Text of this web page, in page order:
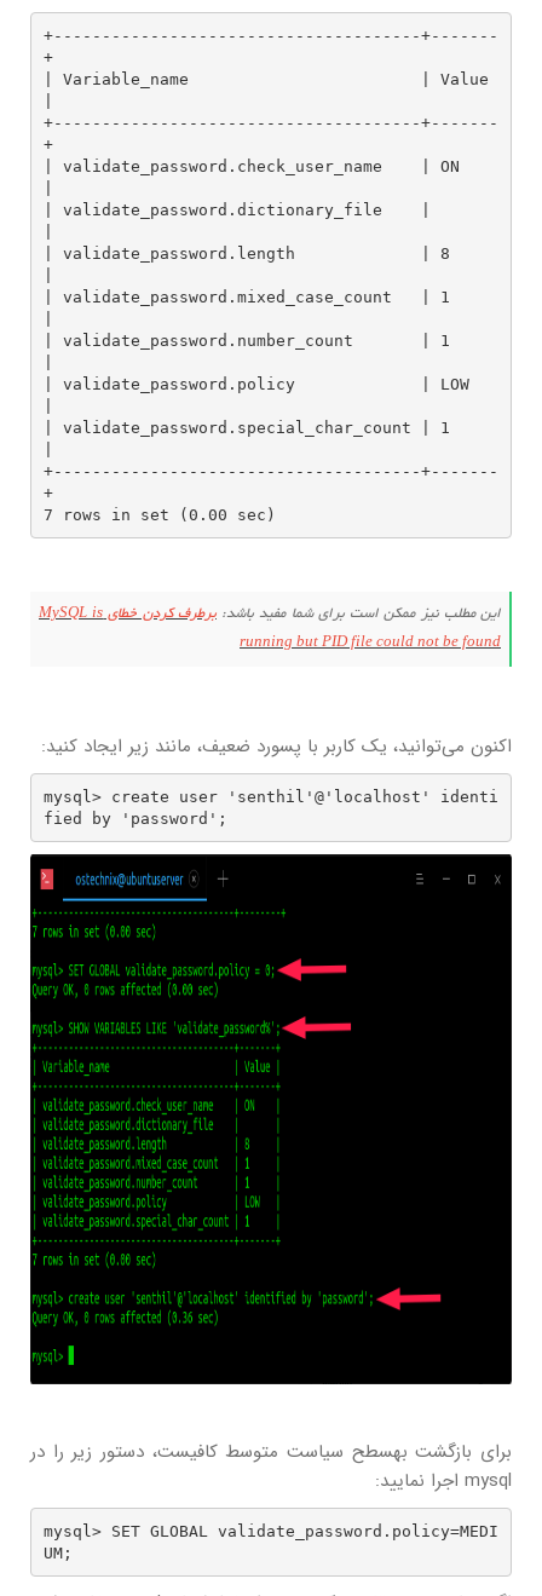
+--------------------------------------+-------
+
| Variable_name                        | Value
+--------------------------------------+-------
+
| validate_password.check_user_name    | ON
| validate_password.dictionary_file    |
| validate_password.length             | 8
| validate_password.mixed_case_count   | 1
| validate_password.number_count       | 1
| validate_password.policy             | LOW
| validate_password.special_char_count | 1
+--------------------------------------+-------
+
7 rows in set (0.00 sec)
این مطلب نیز ممکن است برای شما مفید باشد:
برطرف کردن خطای MySQL is
running but PID file could not be found
اکنون می‌توانید، یک کاربر با پسورد ضعیف، مانند زیر ایجاد کنید:
mysql> create user 'senthil'@'localhost' identi
fied by 'password';
برای بازگشت بهسطح سیاست متوسط کافیست، دستور زیر را در
mysql اجرا نمایید:
mysql> SET GLOBAL validate_password.policy=MEDI
UM;